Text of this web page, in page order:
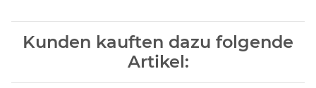
Kunden kauften dazu folgende
Artikel: